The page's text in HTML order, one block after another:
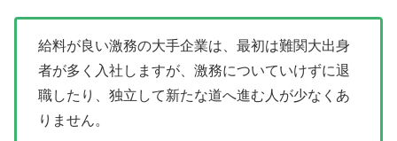
給料が良い激務の大手企業は、最初は難関大出身
者が多く入社しますが、激務についていけずに退
職したり、独立して新たな道へ進む人が少なくあ
りません。